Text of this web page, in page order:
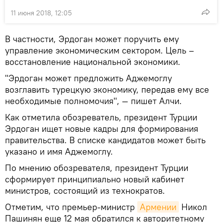
11 июня 2018, 12:05
В частности, Эрдоган может поручить ему
управление экономическим сектором. Цель –
восстановление национальной экономики.
"Эрдоган может предложить Аджемоглу
возглавить турецкую экономику, передав ему все
необходимые полномочия", — пишет Алчи.
Как отметила обозреватель, президент Турции
Эрдоган ищет новые кадры для формирования
правительства. В списке кандидатов может быть
указано и имя Аджемоглу.
По мнению обозревателя, президент Турции
сформирует принципиально новый кабинет
министров, состоящий из технократов.
Отметим, что премьер-министр Армении Никол
Пашинян еще 12 мая обратился к авторитетному